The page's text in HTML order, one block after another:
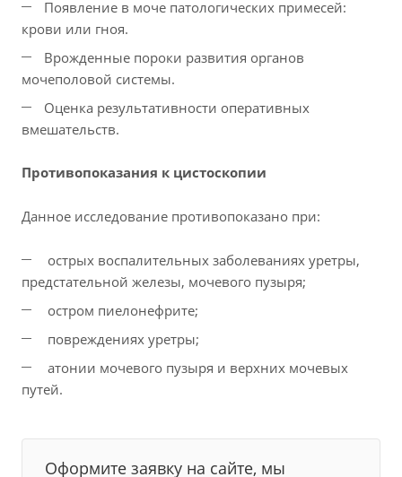
Появление в моче патологических примесей:
крови или гноя.
Врожденные пороки развития органов
мочеполовой системы.
Оценка результативности оперативных
вмешательств.
Противопоказания к цистоскопии
Данное исследование противопоказано при:
острых воспалительных заболеваниях уретры,
предстательной железы, мочевого пузыря;
остром пиелонефрите;
повреждениях уретры;
атонии мочевого пузыря и верхних мочевых
путей.
Оформите заявку на сайте, мы